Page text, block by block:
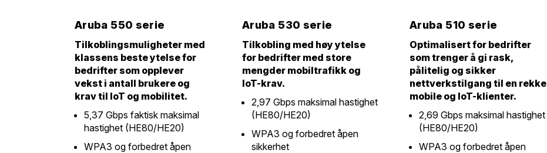
Aruba 550 serie
Tilkoblingsmuligheter med
klassens beste ytelse for
bedrifter som opplever
vekst i antall brukere og
krav til IoT og mobilitet.
5,37 Gbps faktisk maksimal
hastighet (HE80/HE20)
WPA3 og forbedret åpen
Aruba 530 serie
Tilkobling med høy ytelse
for bedrifter med store
mengder mobiltrafikk og
IoT-krav.
2,97 Gbps maksimal hastighet
(HE80/HE20)
WPA3 og forbedret åpen
sikkerhet
Aruba 510 serie
Optimalisert for bedrifter
som trenger å gi rask,
pålitelig og sikker
nettverkstilgang til en rekke
mobile og IoT-klienter.
2,69 Gbps maksimal hastighet
(HE80/HE20)
WPA3 og forbedret åpen